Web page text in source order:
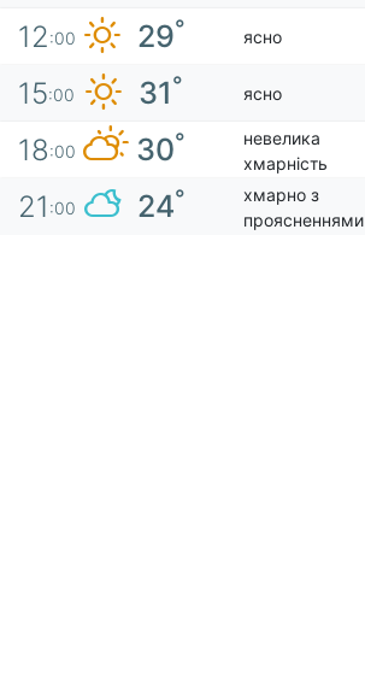
12:00 29° ясно
15:00 31° ясно
18:00 30°
невелика
хмарність
21 :00 24°
хмарно з
проясненнями